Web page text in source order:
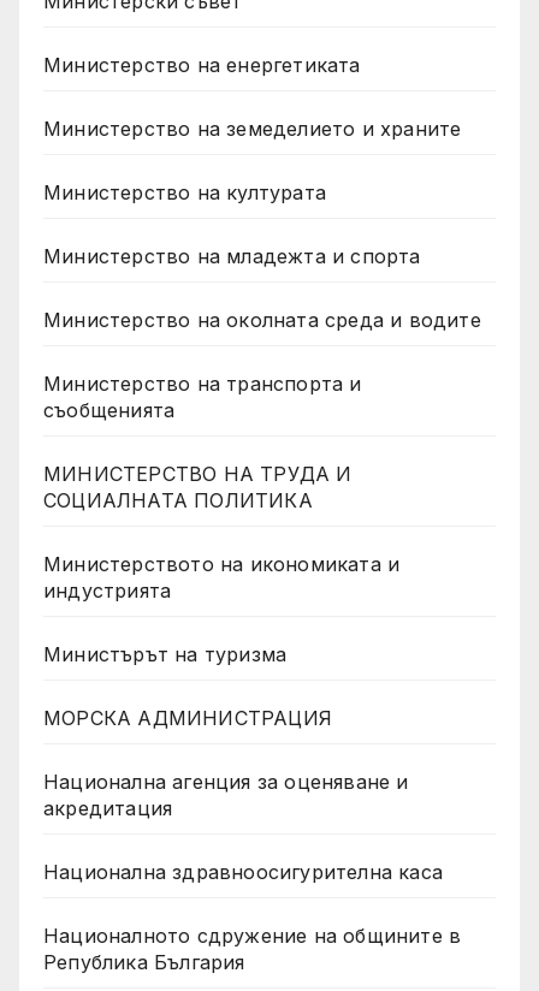
Министерство на енергетиката
Министерство на земеделието и храните
Министерство на културата
Министерство на младежта и спорта
Министерство на околната среда и водите
Министерство на транспорта и
съобщенията
МИНИСТЕРСТВО НА ТРУДА И
СОЦИАЛНАТА ПОЛИТИКА
Министерството на икономиката и
индустрията
Министърът на туризма
МОРСКА АДМИНИСТРАЦИЯ
Национална агенция за оценяване и
акредитация
Национална здравноосигурителна каса
Националното сдружение на общините в
Република България